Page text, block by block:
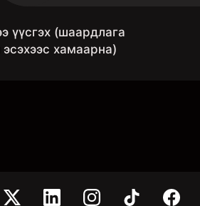
үүсгэх (шаардлага
эсэхээс хамаарна)